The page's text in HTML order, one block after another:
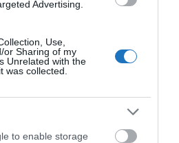
Advertising.
Use,
or Sharing of my
Unrelated with the
was collected.
to enable storage
az aznapi friss cikkeket!
MAGYARORSZÁG TERMÁL